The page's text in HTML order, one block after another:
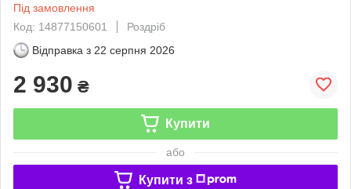
Під замовлення
Код: 14877150601
Роздріб
Відправка з 22 серпня 2026
2 930 ₴
Купити
або
Купити з